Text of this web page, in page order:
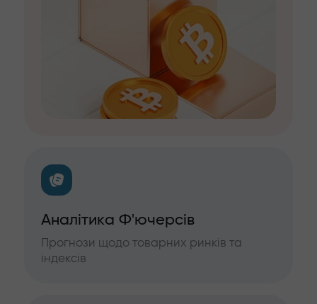
Аналітика Ф'ючерсів
Прогнози щодо товарних ринків та
індексів